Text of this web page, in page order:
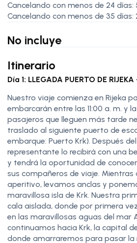
Cancelando con menos de 24 días:
Cancelando con menos de 35 días:
No incluye
Itinerario
Día 1: LLEGADA PUERTO DE RIJEKA
Nuestro viaje comienza en Rijeka
embarcarán entre las 11:00 a. m. y
pasajeros que lleguen más tarde
traslado al siguiente puerto de
embarque: Puerto Krk). Después
representante lo recibirá con una
y tendrá la oportunidad de
sus compañeros de viaje.
aperitivo, levamos anclas y
maravillosa isla de Krk. Nuestra
cala aislada, donde por primera
en las maravillosas aguas del mar
continuamos hacia Krk, la capital
donde amarraremos para pasar la